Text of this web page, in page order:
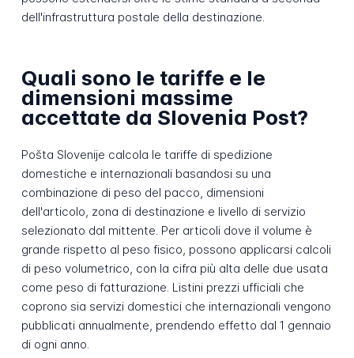
dell'infrastruttura postale della destinazione.
Quali sono le tariffe e le
dimensioni massime
accettate da Slovenia Post?
Pošta Slovenije calcola le tariffe di spedizione
domestiche e internazionali basandosi su una
combinazione di peso del pacco, dimensioni
dell'articolo, zona di destinazione e livello di servizio
selezionato dal mittente. Per articoli dove il volume è
grande rispetto al peso fisico, possono applicarsi calcoli
di peso volumetrico, con la cifra più alta delle due usata
come peso di fatturazione. Listini prezzi ufficiali che
coprono sia servizi domestici che internazionali vengono
pubblicati annualmente, prendendo effetto dal 1 gennaio
di ogni anno.